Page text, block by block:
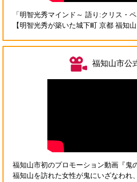
「明智光秀マインド～ 語り:クリス・ペ
【明智光秀が築いた城下町 京都 福知山
福知山市公
福知山市初のプロモーション動画『鬼
福知山を訪れた女性が鬼にいざなわれ